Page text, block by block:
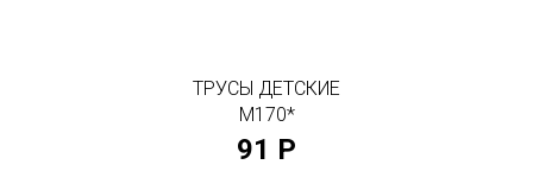
ТРУСЫ ДЕТСКИЕ
М170*
91 Р